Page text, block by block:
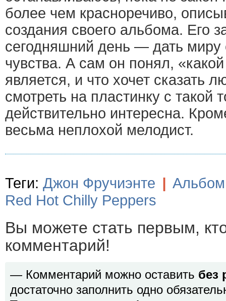
более чем красноречиво,
создания своего альбома. Его
сегодняшний день — дать миру
чувства. А сам он понял,
является, и что хочет сказать
смотреть на пластинку с такой
действительно интересна.
весьма неплохой мелодист.
Теги: Джон Фручиэнте | Альбом
Red Hot Chilly Peppers
Вы можете стать первым,
комментарий!
— Комментарий можно оставить без
достаточно заполнить одно